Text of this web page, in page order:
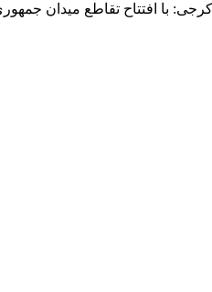
با افتتاح تقاطع میدان